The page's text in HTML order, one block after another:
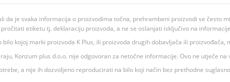
da je svaka informacija o proizvodima točna, prehrambeni proizvodi se
etiketu tj. deklaraciju proizvoda, a ne se oslanjati isključivo na
kojoj marki proizvoda K Plus, ili proizvoda drugih dobavljača ili
Konzum plus d.o.o. nije odgovoran za netočne informacije. Ovo ne utječe na
a nije ih dozvoljeno reproducirati na bilo koji način bez prethodne